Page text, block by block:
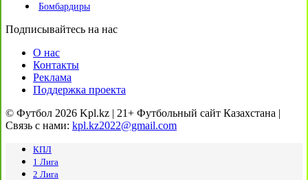
Бомбардиры
Подписывайтесь на нас
О нас
Контакты
Реклама
Поддержка проекта
© Футбол 2026 Kpl.kz | 21+ Футбольный сайт Казахстана |
Связь с нами: kpl.kz2022@gmail.com
КПЛ
1 Лига
2 Лига